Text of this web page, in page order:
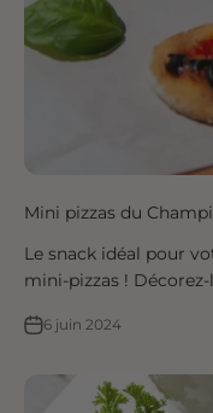
Mini pizzas du
Le snack idéal pour
mini-pizzas !
6 juin 2024